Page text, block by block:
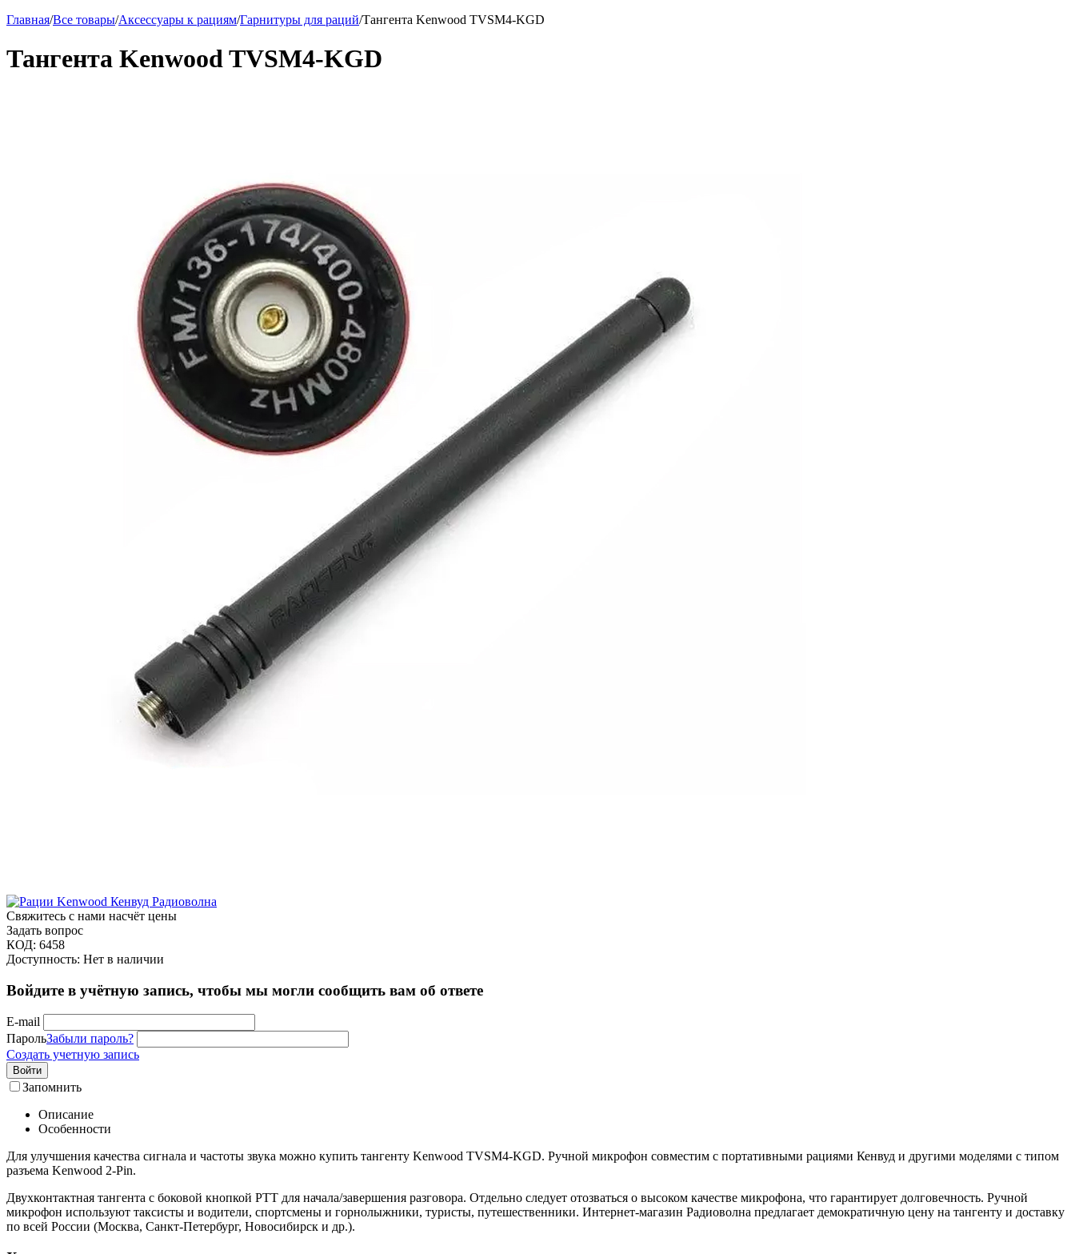
Главная/Все товары/Аксессуары к рациям/Гарнитуры для раций/Тангента Kenwood TVSM4-KGD
Тангента Kenwood TVSM4-KGD
Свяжитесь с нами насчёт цены
Задать вопрос
КОД: 6458
Доступность: Нет в наличии
Войдите в учётную запись, чтобы мы могли сообщить вам об ответе
E-mail
ПарольЗабыли пароль?
Создать учетную запись
Войти
Запомнить
Описание
Особенности
Для улучшения качества сигнала и частоты звука можно купить тангенту Kenwood TVSM4-KGD. Ручной микрофон совместим с портативными рациями Кенвуд и другими моделями с типом
разъема Kenwood 2-Pin.
Двухконтактная тангента с боковой кнопкой РТТ для начала/завершения разговора. Отдельно следует отозваться о высоком качестве микрофона, что гарантирует долговечность. Ручной
микрофон используют таксисты и водители, спортсмены и горнолыжники, туристы, путешественники. Интернет-магазин Радиоволна предлагает демократичную цену на тангенту и доставку
по всей России (Москва, Санкт-Петербург, Новосибирск и др.).